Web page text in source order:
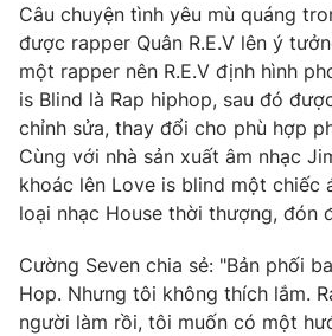
Giải sao mai
Sao
Làm đẹp
Chất lượng cuộc sống
Giáo dục
Tuyển sinh
Học trực tuyến
Công nghệ
Hitech Công nghệ tương lai
Sản phẩm
Thị trường
Tư vấn
Giao lưu trực tuyến
Lịch phát sóng
Chuyên mục khác
Câu chuyện tình yêu mù quáng
được rapper Quân R.E.V lên ý
một rapper nên R.E.V định hình
is Blind là Rap hiphop, sau đó
chỉnh sửa, thay đổi cho phù hợp
Cùng với nhà sản xuất âm nhạc
khoác lên Love is blind một chiếc
loại nhạc House thời thượng, đón
Cường Seven chia sẻ: "Bản phối
Hop. Nhưng tôi không thích lắm.
người làm rồi, tôi muốn có một